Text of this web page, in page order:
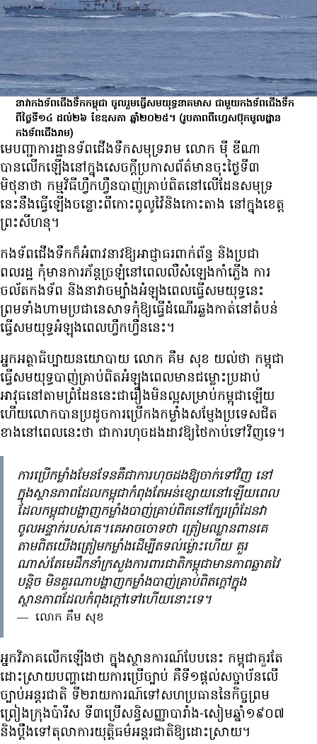
នាវាកងទ័ពជើងទឹកកម្ពុជា ចូលរួមធ្វើសមយុទ្ធនាគមាស ជាមួយកងទ័ពជើងទឹក
ពីថ្ងៃទី១៤ ដល់២៦ ខែឧសភា ឆ្នាំ២០២៥។ (រូបភាពពីហ្វេសប៊ុកមូលដ្ឋាន
កងទ័ពជើងរាម)
មេ​បញ្ជាការដ្ឋាន​ទ័ព​ជើង​ទឹក​សមុទ្ររាម​ លោក ម៉ី ឌីណា
បាន​លើកឡើង​នៅក្នុង​សេចក្ដីប្រកាសព័ត៌មាន​ចុះ​ថ្ងៃ​ទី​៣​
មិថុនា​ថា កម្ម​វិធី​ហ្វឹកហ្វឺន​បាញ់គ្រាប់​ពិត​នៅ​លើ​ដែន​សមុទ្រ​
នេះ​នឹង​ធ្វើឡើង​ចន្លោះ​ពី​កោះ​ពូលូវ៉ៃ​និង​កោះតាង​ នៅក្នុង​ខេត្ត​
ព្រះសីហនុ។
កងទ័ពជើងទឹក​ក៏​អំពាវនាវ​ឱ្យ​អាជ្ញាធរ​ពាក់ព័ន្ធ​ និង​ប្រជា
ពលរដ្ឋ​ កុំមាន​ការ​ភ័ន្តច្រឡំ​នៅពេល​លឺ​សំឡេង​កាំភ្លើង​ ការ​
ចល័តកងទ័ព​ និង​នាវា​ចម្បាំង​អំឡុង​ពេល​ធ្វើ​សមយុទ្ធ​នេះ ​
ព្រម​ទាំង​ហាម​ប្រជានេសាទ​កុំ​ឱ្យ​ធ្វើ​ដំណើរ​ឆ្លងកាត់​នៅ​តំបន់​
ធ្វើ​សមយុទ្ធ​អំឡុង​ពេល​ហ្វឹកហ្វឺន​នេះ។
អ្នកអត្ថាធិប្បាយនយោបាយ លោក គឹម សុខ យល់ថា កម្ពុជា​
ធ្វើ​សមយុទ្ធ​បាញ់គ្រាប់​ពិត​អំឡុងពេល​មាន​ជម្លោះ​ប្រដាប់​
អាវុធ​នៅតាម​ព្រំដែន​នេះ​ជា​រឿង​មិន​ល្អ​សម្រាប់​កម្ពុជា​ឡើយ
ហើយ​លោក​បាន​ប្រដូច​ការ​ប្រើ​កងកម្លាំងសម្ញែង​​ប្រទេស​ជិត​
ខាង​នៅ​ពេលនេះ​ថា ជា​ការ​ហុច​ដង​ដាវ​ឱ្យ​ថៃ​កាប់​ទៅវិញ​ទេ។
ការប្រើកម្លាំងមែនទែនគឺជាការហុចដងឱ្យចាក់ទៅវិញ នៅ
ក្នុងស្ថានភាពដែលកម្ពុជាកំពុងតែអន់ខ្សោយនៅឡើយពេល
ដែលកម្ពុជាបង្ហាញកម្លាំងបាញ់គ្រាប់ពិតនៅក្បែរព្រំដែនវា
ចូលអន្ទាក់របស់គេ។គេអាចចោទថា ត្រៀមឈ្លានពានគេ
តាមពិតយើងត្រៀមកម្លាំងដើម្បីតទល់ម្ល៉ោះហើយ គួរ
ណាស់តែមេដឹកនាំក្រសួងការពារជាតិកម្ពុជាមានភាពឆ្លាតវៃ
បន្តិច មិនគួរណាបង្ហាញកម្លាំងបាញ់គ្រាប់ពិតក្ដៅក្នុង
ស្ថានភាពដែលកំពុងក្ដៅទៅហើយនោះទេ។
— លោក គឹម សុខ
អ្នកវិភាគ​លើកឡើង​ថា ក្នុង​ស្ថានការណ៍​បែបនេះ​ កម្ពុជា​គួរតែ​
ដោះស្រាយ​បញ្ហា​ដោយ​ការប្រើច្បាប់​ គឺ​ទី​១​ផ្ដល់​សច្ចាប័ន​លើ​
ច្បាប់​អន្តរជាតិ​ ទី​២​រាយការណ៍​ទៅ​សហប្រធាន​នៃ​កិច្ចព្រម
ព្រៀង​ក្រុង​ប៉ារីស​ ទី៣​ប្រើ​សន្ធិសញ្ញា​បារាំង-សៀម​ឆ្នាំ​១៩០៧​
និង​ប្ដឹង​ទៅ​តុលាការ​យុត្តិធម៌​អន្តរជាតិ​ឱ្យ​ដោះស្រាយ។